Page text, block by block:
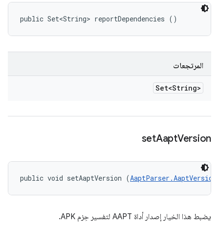
public Set<String> reportDependencies ()
المرتجعات
Set<String>
setAaptVersion
public void setAaptVersion (AaptParser.AaptVersion
يضبط هذا الخيار إصدار أداة AAPT لتفسير حِزم APK.